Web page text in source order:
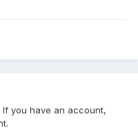
you have an account,